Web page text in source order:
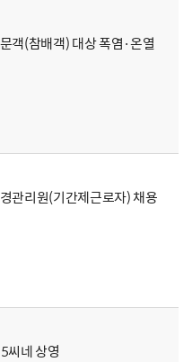
객(참배객) 대상 폭염·온열
관리원(기간제근로자) 채용
위 쉼터) 3.15씨네 상영